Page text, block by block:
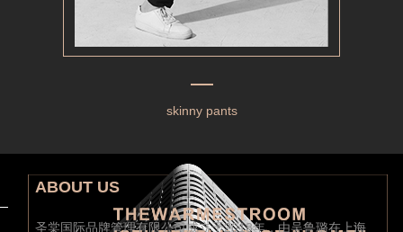
skinny pants
ABOUT US
圣棠国际品牌管理有限公司成立于2018年，由吴鲁璐在上海